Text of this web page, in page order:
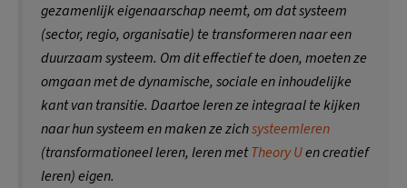
gezamenlijk eigenaarschap neemt, om dat systeem
(sector, regio, organisatie) te transformeren naar een
duurzaam systeem. Om dit effectief te doen, moeten ze
omgaan met de dynamische, sociale en inhoudelijke
kant van transitie. Daartoe leren ze integraal te kijken
naar hun systeem en maken ze zichsysteemleren
(transformationeel leren, leren metTheory Uen creatief
leren) eigen.